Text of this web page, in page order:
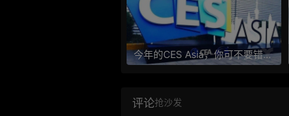
今年的CES Asia，你可不要错过这些自动驾驶看点
评论抢沙发